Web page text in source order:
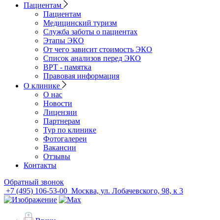
Пациентам
Пациентам
Медицинский туризм
Служба заботы о пациентах
Этапы ЭКО
От чего зависит стоимость ЭКО
Список анализов перед ЭКО
ВРТ - памятка
Правовая информация
О клинике
О нас
Новости
Лицензии
Партнерам
Тур по клинике
Фотогалереи
Вакансии
Отзывы
Контакты
Обратный звонок
+7 (495) 106-53-00 Москва, ул. Лобачевского, 98, к 3